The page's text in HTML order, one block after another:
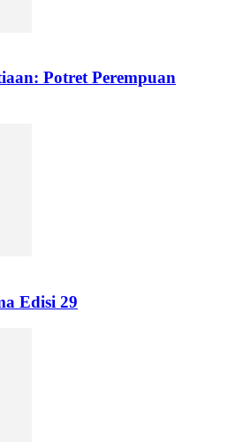
Potret Perempuan
Edisi 29